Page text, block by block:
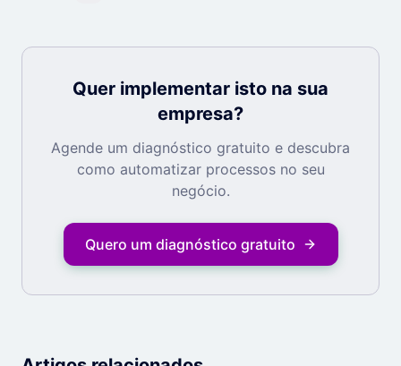
Quer implementar isto na sua
empresa?
Agende um diagnóstico gratuito e descubra
como automatizar processos no seu
negócio.
Quero um diagnóstico gratuito